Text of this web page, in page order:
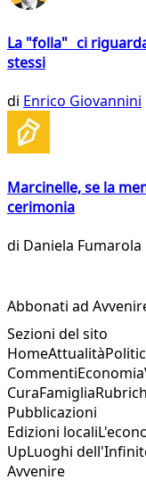
La "folla" ci
stessi
di Enrico Giovannini
Marcinelle, se la
cerimonia
di Daniela Fumarola
Abbonati ad
Sezioni del sito
HomeAttualità
CommentiEconomia
CuraFamiglia
Pubblicazioni
Edizioni locali
UpLuoghi
Avvenire